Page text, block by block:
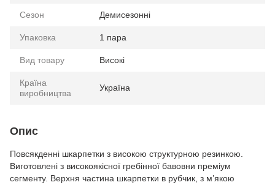
Сезон Демисезонні
Упаковка 1 пара
Вид товару Високі
Країна
виробництва
Україна
Опис
Повсякденні шкарпетки з високою структурною резинкою.
Виготовлені з високоякісної гребінної бавовни преміум
сегменту. Верхня частина шкарпетки в рубчик, з м’якою